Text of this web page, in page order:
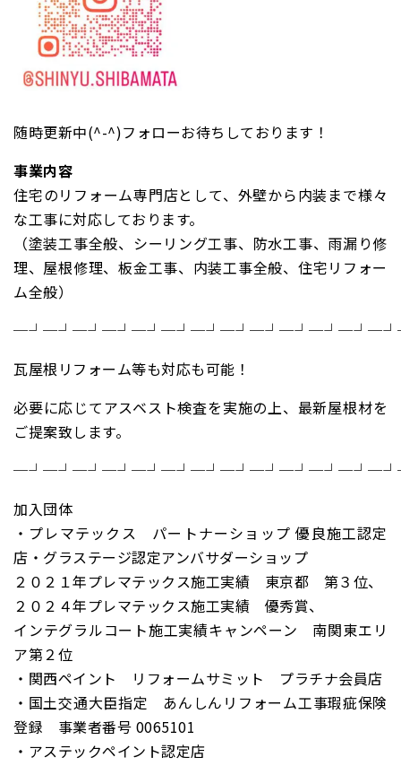
随時更新中(^-^)フォローお待ちしております！
事業内容
住宅のリフォーム専門店として、外壁から内装まで様々
な工事に対応しております。
（塗装工事全般、シーリング工事、防水工事、雨漏り修
理、屋根修理、板金工事、内装工事全般、住宅リフォー
ム全般）
瓦屋根リフォーム等も対応も可能！
必要に応じてアスベスト検査を実施の上、最新屋根材を
ご提案致します。
加入団体
・プレマテックス パートナーショップ 優良施工認定
店・グラステージ認定アンバサダーショップ
２０２１年プレマテックス施工実績 東京都 第３位、
２０２４年プレマテックス施工実績 優秀賞、
インテグラルコート施工実績キャンペーン 南関東エリ
ア第２位
・関西ペイント リフォームサミット プラチナ会員店
・国土交通大臣指定 あんしんリフォーム工事瑕疵保険
登録 事業者番号 0065101
・アステックペイント認定店